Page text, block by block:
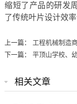
缩短了产品的研发
了传统叶片设计效
上一篇： 工程机械制造
下一篇： 平顶山学校、
相关文章